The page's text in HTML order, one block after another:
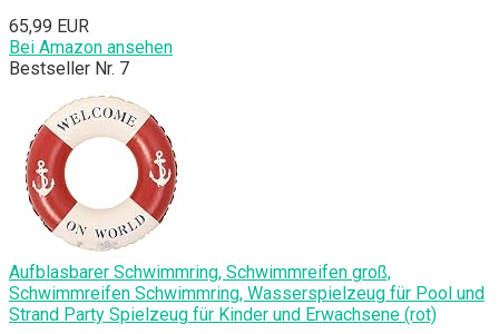
65,99 EUR
Bei Amazon ansehen
Bestseller Nr. 7
Aufblasbarer Schwimmring, Schwimmreifen groß,
Schwimmreifen Schwimmring, Wasserspielzeug für Pool und
Strand Party Spielzeug für Kinder und Erwachsene (rot)